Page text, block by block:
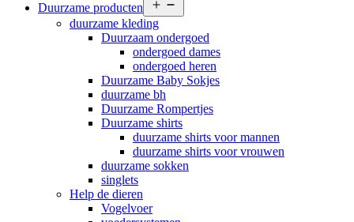
Duurzame producten
menu
duurzame kleding
Duurzaam ondergoed
ondergoed dames
ondergoed heren
Duurzame Baby Sokjes
duurzame bh
Duurzame Rompertjes
Duurzame shirts
duurzame shirts voor mannen
duurzame shirts voor vrouwen
duurzame sokken
singlets
Help de dieren
Vogelvoer